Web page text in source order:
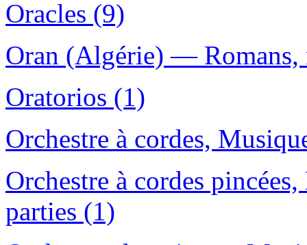
Oracles (9)
Oran (Algérie) — Romans,
Oratorios (1)
Orchestre à cordes,
Orchestre à cordes
parties (1)